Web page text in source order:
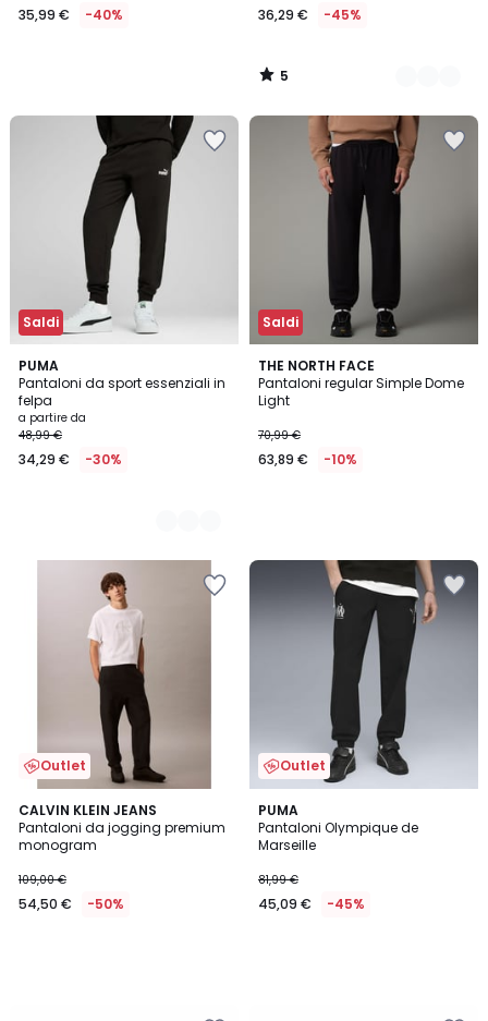
35,99 € -40% 36,29 € -45%
5
/
Saldi
PUMA
Pantaloni da sport essenziali in
felpa
a partire da
48,99 €
34,29 € -30%
3
Colori
Saldi
THE NORTH FACE
Pantaloni regular Simple Dome
Light
70,99 €
63,89 € -10%
Outlet
CALVIN KLEIN JEANS
Pantaloni da jogging premium
monogram
109,00 €
54,50 € -50%
Outlet
PUMA
Pantaloni Olympique de
Marseille
81,99 €
45,09 € -45%